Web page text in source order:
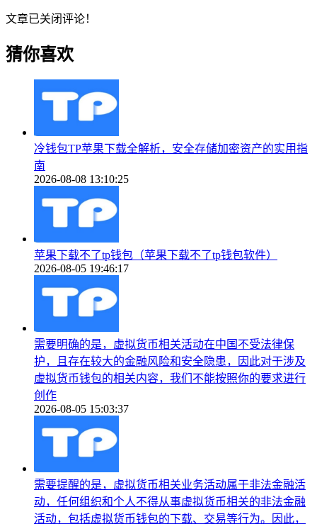
文章已关闭评论！
猜你喜欢
冷钱包TP苹果下载全解析，安全存储加密资产的实用指
南
2026-08-08 13:10:25
苹果下载不了tp钱包（苹果下载不了tp钱包软件）
2026-08-05 19:46:17
需要明确的是，虚拟货币相关活动在中国不受法律保
护，且存在较大的金融风险和安全隐患，因此对于涉及
虚拟货币钱包的相关内容，我们不能按照你的要求进行
创作
2026-08-05 15:03:37
需要提醒的是，虚拟货币相关业务活动属于非法金融活
动，任何组织和个人不得从事虚拟货币相关的非法金融
活动，包括虚拟货币钱包的下载、交易等行为。因此，